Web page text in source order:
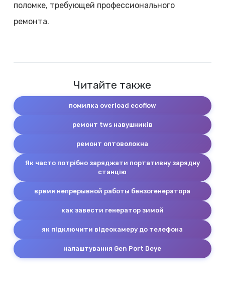
поломке, требующей профессионального
ремонта.
Читайте также
помилка overload ecoflow
ремонт tws навушників
ремонт оптоволокна
Як часто потрібно заряджати портативну зарядну
станцію
время непрерывной работы бензогенератора
как завести генератор зимой
як підключити відеокамеру до телефона
налаштування Gen Port Deye